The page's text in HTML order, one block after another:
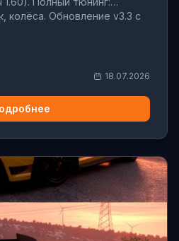
колёса. Обновление v3.3 с
18.07.2026